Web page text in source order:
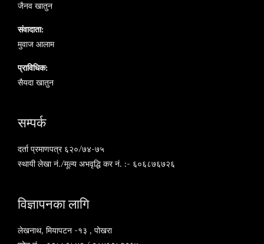
जैनव खातुन
संवादाता:
मुवाज आलाम
प्राविधिक:
सैयदा खातुन
सम्पर्क
दर्ता प्रमाणपत्र ६२०/७४-७५
स्थायी लेखा नं./मूल्य अभवृद्धि कर नं. :- ६०६८७६७२६
विज्ञापनका लागि
लेखनाथ, मियापटन -१३ , पोखरा